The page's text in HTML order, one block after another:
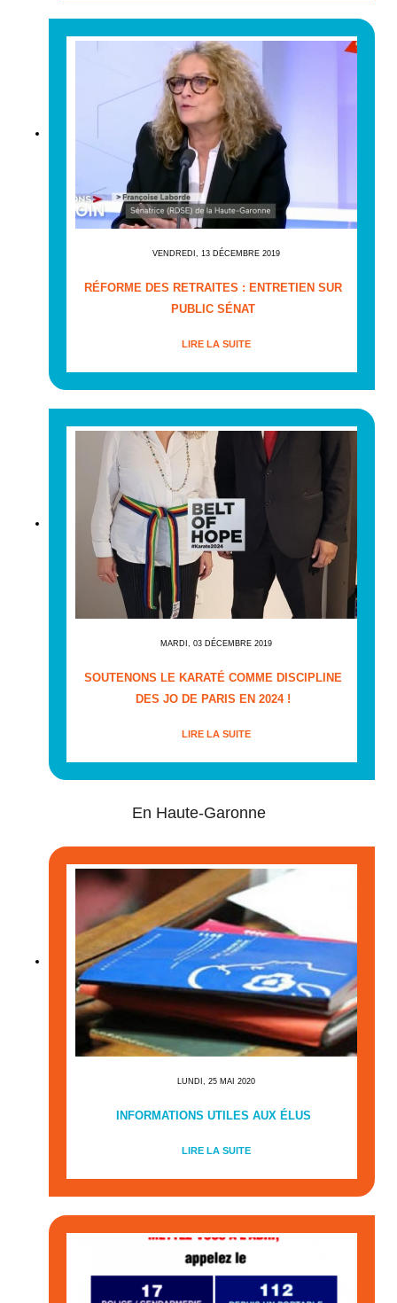
VENDREDI, 13 DÉCEMBRE 2019
RÉFORME DES RETRAITES : ENTRETIEN SUR
PUBLIC SÉNAT
LIRE LA SUITE
MARDI, 03 DÉCEMBRE 2019
SOUTENONS LE KARATÉ COMME DISCIPLINE
DES JO DE PARIS EN 2024 !
LIRE LA SUITE
En Haute-Garonne
LUNDI, 25 MAI 2020
INFORMATIONS UTILES AUX ÉLUS
LIRE LA SUITE